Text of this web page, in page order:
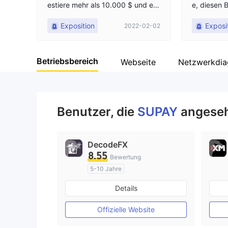
estiere mehr als 10.000 $ und er f
Steuern, nachdem ich Gelder frei
0 wird er für seine Beerdigung ve
rwenden
Exposition 2022-02-02
e, diesen
Betriebsbereich Webseite
Benutzer, die SUPAY
DecodeFX
8.55 Bewertung
5-10 Jahre
AustralienRegulierung
Market Making (MM)
MT4-Volllizenz
Details
Offizielle Website